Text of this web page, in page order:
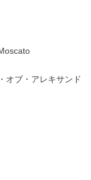
オブ・アレキサンド